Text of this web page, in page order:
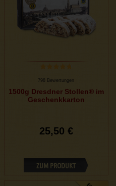
798 Bewertungen
1500g Dresdner Stollen® im
Geschenkkarton
25,50 €
ZUM PRODUKT